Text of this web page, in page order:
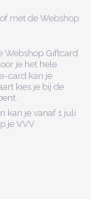
of met de Webshop
Webshop Giftcard
je het hele
card kan je
kies je bij de
kan je vanaf 1 juli
je VVV